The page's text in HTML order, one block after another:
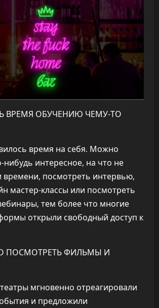
ВРЕМЯ ОБУЧЕНИЮ ЧЕМУ-ТО
время на себя. Можно
нибудь интересное, на что не
времени, посмотреть интервью,
мастер-классы или посмотреть
тем более что многие
открыли свободный доступ к
ПОСМОТРЕТЬ ФИЛЬМЫ И
мгновенно отреагировали
и предложили